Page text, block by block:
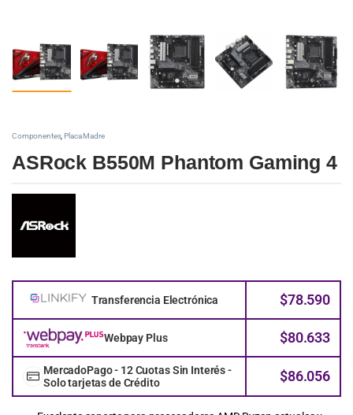
Componentes,Placa Madre
ASRock B550M Phantom Gaming 4
Transferencia Electrónica $78.590
Webpay Plus $80.633
MercadoPago - 12 Cuotas Sin Interés -
Solo tarjetas de Crédito
$86.056